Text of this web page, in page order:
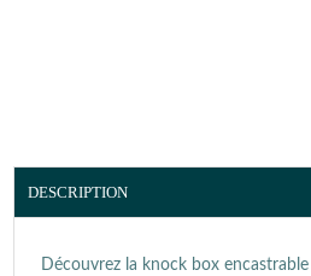
DESCRIPTION
Découvrez la knock box